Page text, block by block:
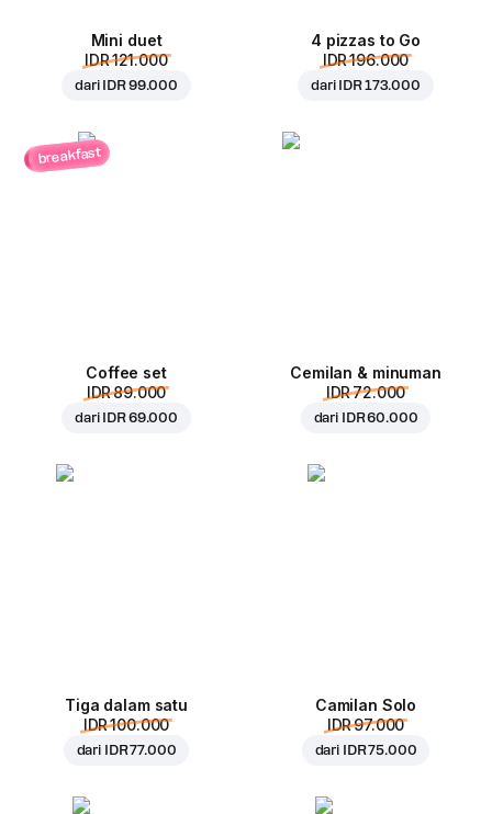
Mini duet
IDR 121.000
dari IDR 99.000
4 pizzas to Go
IDR 196.000
dari IDR 173.000
breakfast
Coffee set
IDR 89.000
dari IDR 69.000
Cemilan & minuman
IDR 72.000
dari IDR 60.000
Tiga dalam satu
IDR 100.000
dari IDR 77.000
Camilan Solo
IDR 97.000
dari IDR 75.000